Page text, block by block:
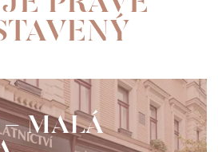
- MALÁ